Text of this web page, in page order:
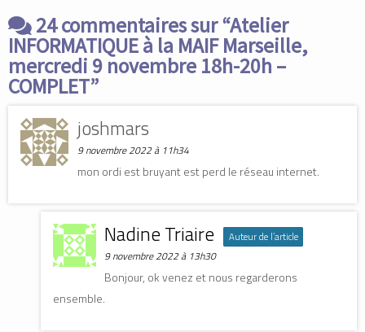
k
(
o
u
v
r
e
d
s
u
n
e
n
o
n
(
o
u
v
r
e
d
s
u
n
e
o
u
e
f
e
n
ê
e
)
(
o
u
v
r
e
n
e
n
o
u
v
f
e
ê
r
e
24 commentaires sur “Atelier
INFORMATIQUE à la MAIF Marseille,
mercredi 9 novembre 18h-20h –
COMPLET”
joshmars
9 novembre 2022 à 11h34
mon ordi est bruyant est perd le réseau internet.
Nadine Triaire Auteur de l’article
9 novembre 2022 à 13h30
Bonjour, ok venez et nous regarderons
ensemble.